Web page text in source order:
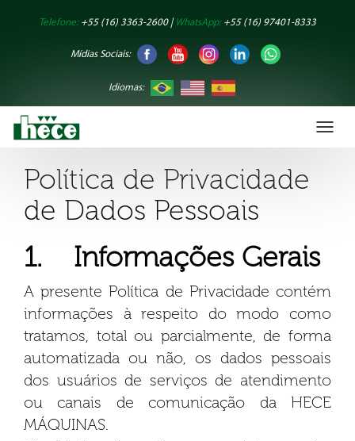
Telefone: +55 (16) 3363-2600 | WhatsApp: +55 (16) 97401-8333
Mídias Sociais:
Idiomas:
Política de Privacidade
de Dados Pessoais
1. Informações Gerais
A presente Política de Privacidade contém
informações à respeito do modo como
tratamos, total ou parcialmente, de forma
automatizada ou não, os dados pessoais
dos usuários de serviços de atendimento
ou canais de comunicação da HECE
MÁQUINAS.